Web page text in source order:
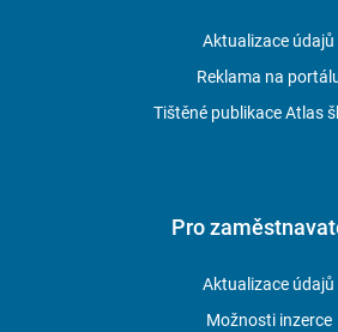
Aktualizace údajů
Reklama na
Tištěné publikace Atlas
Pro
Aktualizace údajů
Možnosti inzerce